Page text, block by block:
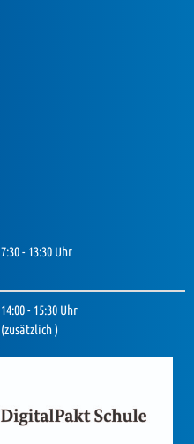
7:30 - 13:30 Uhr
14:00 - 15:30 Uhr
(zusätzlich )